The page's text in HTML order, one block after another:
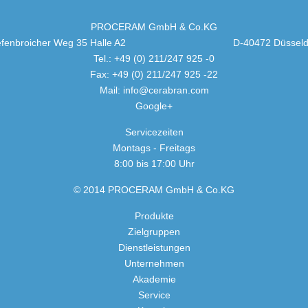
PROCERAM GmbH & Co.KG
Weg 35 Halle A2 D-40472
Tel.: +49 (0) 211/247 925 -0
Fax: +49 (0) 211/247 925 -22
Mail: info@cerabran.com
Google+
Servicezeiten
Montags - Freitags
8:00 bis 17:00 Uhr
© 2014 PROCERAM GmbH & Co.KG
Produkte
Zielgruppen
Dienstleistungen
Unternehmen
Akademie
Service